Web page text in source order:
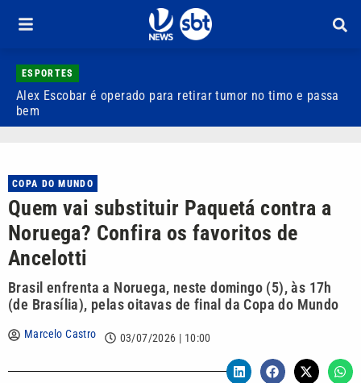
ESPORTES
Alex Escobar é operado para retirar tumor no timo e passa
bem
COPA DO MUNDO
Quem vai substituir Paquetá contra a
Noruega? Confira os favoritos de
Ancelotti
Brasil enfrenta a Noruega, neste domingo (5), às 17h
(de Brasília), pelas oitavas de final da Copa do Mundo
Marcelo Castro 03/07/2026 | 10:00